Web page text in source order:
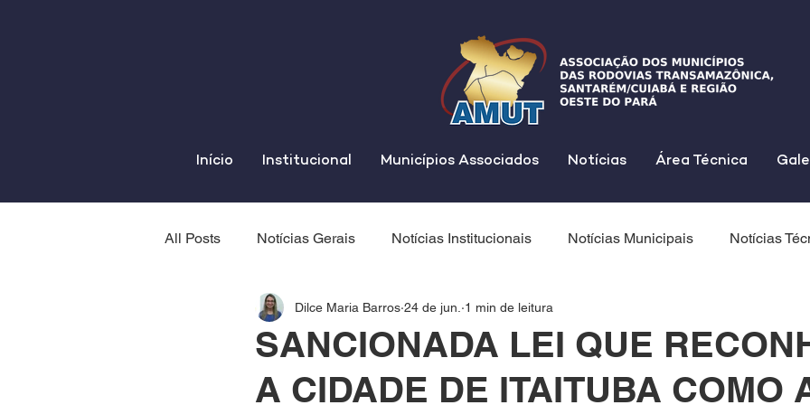
Início Institucional Municípios Associados Notícias Área Técnica
All Posts Notícias Gerais Notícias Institucionais Notícias Municipais Notícias
SANCIONADA LEI QUE
A CIDADE DE ITAITUBA COMO
Dilce Maria Barros 24 de jun. 1 min de leitura